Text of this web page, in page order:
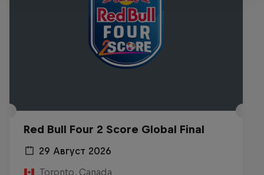
Red Bull Four 2 Score Global Final
29 Август 2026
Toronto, Canada